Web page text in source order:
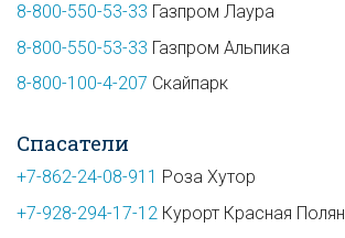
8-800-550-53-33 Газпром Лаура
8-800-550-53-33 Газпром Альпика
8-800-100-4-207 Скайпарк
Спасатели
+7-862-24-08-911 Роза Хутор
+7-928-294-17-12 Курорт Красная